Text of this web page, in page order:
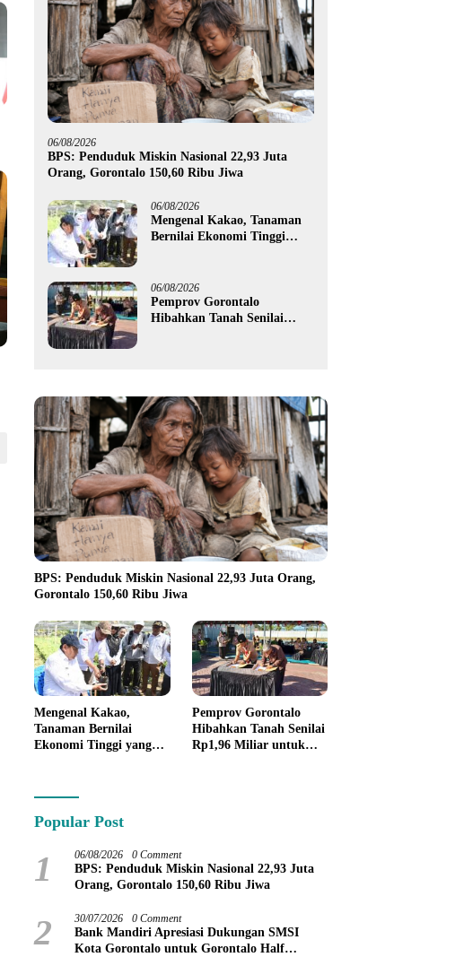
06/08/2026
BPS: Penduduk Miskin Nasional 22,93 Juta
Orang, Gorontalo 150,60 Ribu Jiwa
06/08/2026
Mengenal Kakao, Tanaman
Bernilai Ekonomi Tinggi
Petani Boalemo
06/08/2026
Pemprov Gorontalo
Hibahkan Tanah Senilai
BPS: Penduduk Miskin Nasional 22,93 Juta Orang,
Gorontalo 150,60 Ribu Jiwa
Mengenal Kakao,
Tanaman Bernilai
Ekonomi Tinggi yang
kepada Petani Boalemo
Pemprov Gorontalo
Hibahkan Tanah Senilai
Rp1,96 Miliar untuk
Popular Post
1 06/08/2026 0 Comment
BPS: Penduduk Miskin Nasional 22,93 Juta
Orang, Gorontalo 150,60 Ribu Jiwa
2 30/07/2026 0 Comment
Bank Mandiri Apresiasi Dukungan SMSI
Kota Gorontalo untuk Gorontalo Half